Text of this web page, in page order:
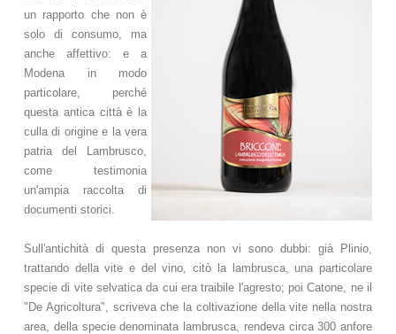
un rapporto che non è
solo di consumo, ma
anche affettivo: e a
Modena in modo
particolare, perché
questa antica città è la
culla di origine e la vera
patria del Lambrusco,
come testimonia
un'ampia raccolta di
documenti storici.
Sull'antichità di questa presenza non vi sono dubbi: già Plinio,
trattando della vite e del vino, citò la lambrusca, una particolare
specie di vite selvatica da cui era traibile l'agresto; poi Catone, ne il
"De Agricoltura", scriveva che la coltivazione della vite nella nostra
area, della specie denominata lambrusca, rendeva circa 300 anfore